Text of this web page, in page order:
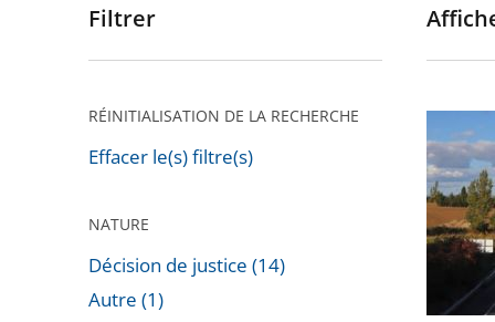
Passer
pour
après
Filtrer
RÉINITIALISATION DE LA RECHERCHE
Effacer le(s) filtre(s)
NATURE
Décision de justice (14)
Autre (1)
«
A69
:
Conseil